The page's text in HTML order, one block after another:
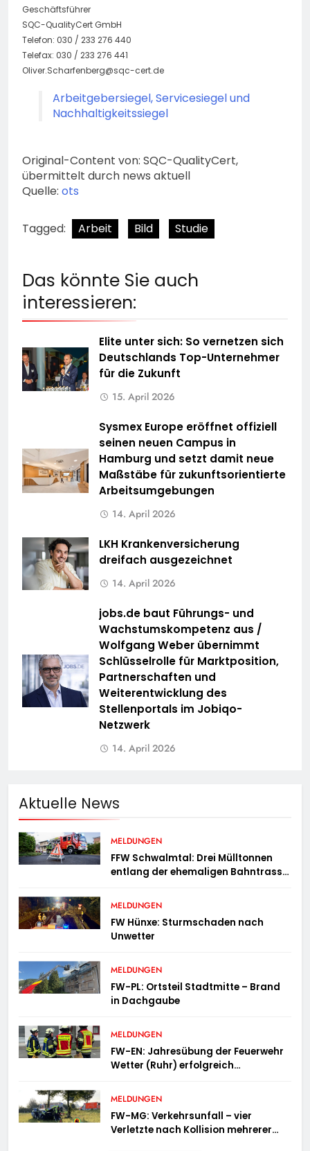
Geschäftsführer
SQC-QualityCert GmbH
Telefon: 030 / 233 276 440
Telefax: 030 / 233 276 441
Oliver.Scharfenberg@sqc-cert.de
Arbeitgebersiegel, Servicesiegel und
Nachhaltigkeitssiegel
Original-Content von: SQC-QualityCert,
übermittelt durch news aktuell
Quelle: ots
Tagged: Arbeit Bild Studie
Das könnte Sie auch
interessieren:
Elite unter sich: So vernetzen sich
Deutschlands Top-Unternehmer
für die Zukunft
15. April 2026
Sysmex Europe eröffnet offiziell
seinen neuen Campus in
Hamburg und setzt damit neue
Maßstäbe für zukunftsorientierte
Arbeitsumgebungen
14. April 2026
LKH Krankenversicherung
dreifach ausgezeichnet
14. April 2026
jobs.de baut Führungs- und
Wachstumskompetenz aus /
Wolfgang Weber übernimmt
Schlüsselrolle für Marktposition,
Partnerschaften und
Weiterentwicklung des
Stellenportals im Jobiqo-
Netzwerk
14. April 2026
Aktuelle News
MELDUNGEN
FFW Schwalmtal: Drei Mülltonnen
entlang der ehemaligen Bahntrasse
MELDUNGEN
FW Hünxe: Sturmschaden nach
Unwetter
MELDUNGEN
FW-PL: Ortsteil Stadtmitte – Brand
in Dachgaube
MELDUNGEN
FW-EN: Jahresübung der Feuerwehr
Wetter (Ruhr) erfolgreich
MELDUNGEN
FW-MG: Verkehrsunfall – vier
Verletzte nach Kollision mehrerer